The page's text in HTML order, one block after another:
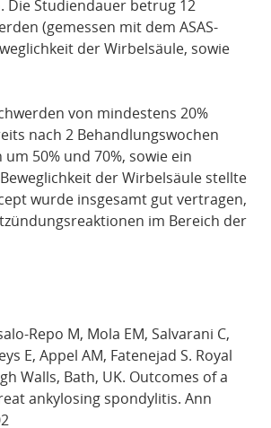
Studiendauer betrug 12
(gemessen mit dem ASAS-
der Wirbelsäule, sowie
von mindestens 20%
nach 2 Behandlungswochen
50% und 70%, sowie ein
der Wirbelsäule stellte
wurde insgesamt gut vertragen,
im Bereich der
Repo M, Mola EM, Salvarani C,
E, Appel AM, Fatenejad S. Royal
Walls, Bath, UK. Outcomes of a
ankylosing spondylitis. Ann